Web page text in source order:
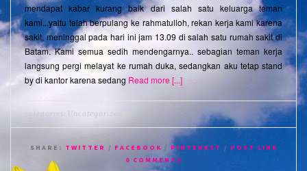
mendapat kabar kurang baik dari salah satu keluarga teman
kami...yaitu telah berpulang ke rahmatulloh, rekan kerja kami karena
sakit, meninggal pada hari ini jam 13.09 di salah satu rumah sakit di
Batam. Kami semua sedih mendengarnya.. sebagian teman kerja
langsung pergi melayat ke rumah duka, sedangkan aku tetap stand
by di kantor karena sedang Read more [...]
categories: Uncategorized
SHARE: TWITTER / FACEBOOK / PINTEREST / POST LINK
0 COMMENTS